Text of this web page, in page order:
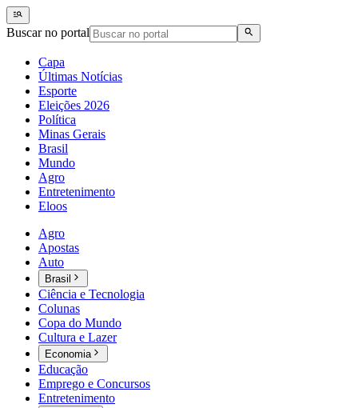
Buscar no portal
Capa
Últimas Notícias
Esporte
Eleições 2026
Política
Minas Gerais
Brasil
Mundo
Agro
Entretenimento
Eloos
Agro
Apostas
Auto
Brasil
Ciência e Tecnologia
Colunas
Copa do Mundo
Cultura e Lazer
Economia
Educação
Emprego e Concursos
Entretenimento